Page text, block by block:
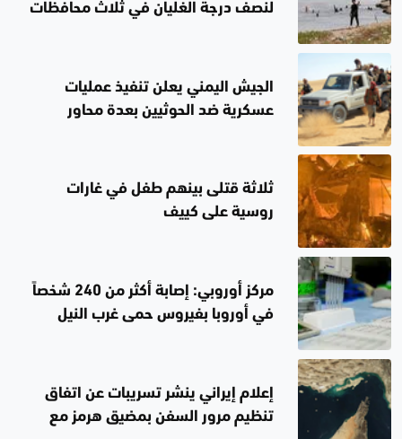
لنصف درجة الغليان في ثلاث محافظات
الجيش اليمني يعلن تنفيذ عمليات
عسكرية ضد الحوثيين بعدة محاور
ثلاثة قتلى بينهم طفل في غارات
روسية على كييف
مركز أوروبي: إصابة أكثر من 240 شخصاً
في أوروبا بفيروس حمى غرب النيل
إعلام إيراني ينشر تسريبات عن اتفاق
تنظيم مرور السفن بمضيق هرمز مع